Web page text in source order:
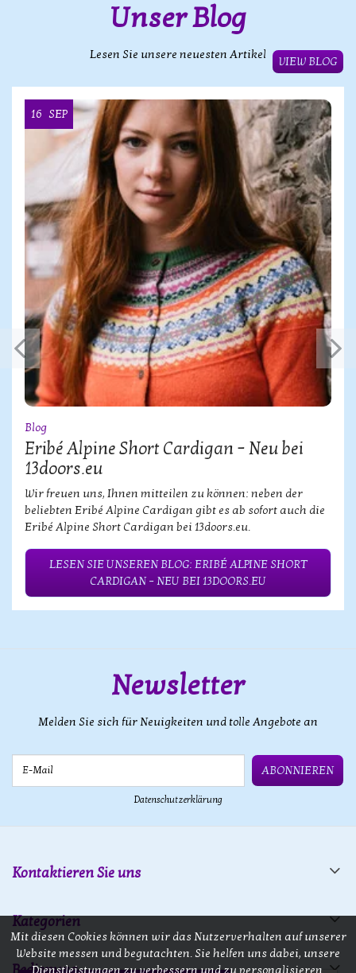
Unser Blog
Lesen Sie unsere neuesten Artikel
VIEW BLOG
16 SEP
Blog
Eribé Alpine Short Cardigan – Neu bei
13doors.eu
Wir freuen uns, Ihnen mitteilen zu können: neben der
beliebten Eribé Alpine Cardigan gibt es ab sofort auch die
Eribé Alpine Short Cardigan bei 13doors.eu.
LESEN SIE UNSEREN BLOG: ERIBÉ ALPINE SHORT
CARDIGAN – NEU BEI 13DOORS.EU
Newsletter
Melden Sie sich für Neuigkeiten und tolle Angebote an
ABONNIEREN
Datenschutzerklärung
Kontaktieren Sie uns
Kategorien
Mit diesen Cookies können wir das Nutzerverhalten auf unserer
Website messen und begutachten. Sie helfen uns dabei, unsere
Dienstleistungen zu verbessern und zu personalisieren.